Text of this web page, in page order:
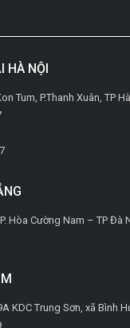
HÀ NỘI
Tum, P.Thanh Xuân, TP
Hòa Cường Nam – TP Đà
KDC Trung Sơn, xã Bình